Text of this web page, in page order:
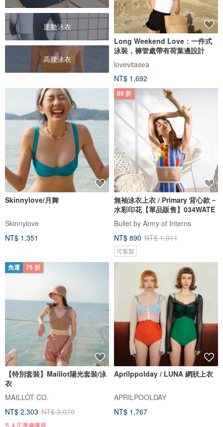
運動泳衣
高腰泳衣
Long Weekend Love：一件式
泳裝，褲管處帶有荷葉邊設計
lovevitasea
NT$ 1,692
Skinnylove/月舞
Skinnylove
NT$ 1,351
88 折
無袖泳衣上衣 / Primary 背心款－
水彩印花【單品販售】034WATE
Bullet by Army of Interns
NT$ 890 NT$ 1,011
可客製
免運 75 折
【特別套裝】Maillot陽光套裝/泳
衣
MAILLOT CO.
NT$ 2,303 NT$ 3,070
5 人正準備購買
Aprilppolday / LUNA 網狀上衣
APRILPOOLDAY
NT$ 1,767